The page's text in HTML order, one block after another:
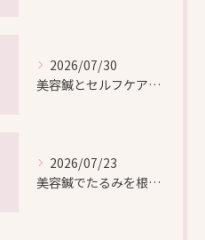
2026/07/30
美容鍼とセルフケアで叶える愛知県名古屋市北区米が瀬町の新しい美しさ
2026/07/23
美容鍼でたるみを根本から改善し自然なリフトアップを叶える方法